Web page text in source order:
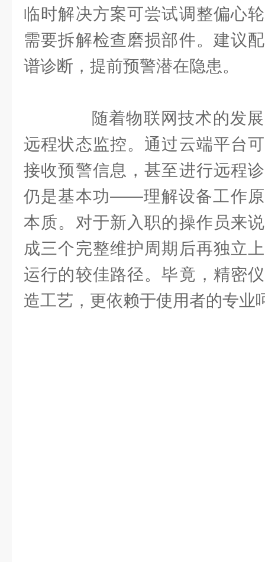
临时解决方案可尝试调整偏心
需要拆解检查磨损部件。建议
谱诊断，提前预警潜在隐患。
随着物联网技术的发展
远程状态监控。通过云端平台
接收预警信息，甚至进行远程
仍是基本功——理解设备工作
本质。对于新入职的操作员来
成三个完整维护周期后再独立
运行的较佳路径。毕竟，精密
造工艺，更依赖于使用者的专业